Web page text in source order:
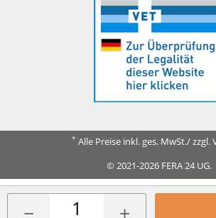
− +
* Alle Preise inkl. ges. MwSt./ zzgl.
© 2021-2026 FERA 24 UG.
FERA INTERNATIONAL: